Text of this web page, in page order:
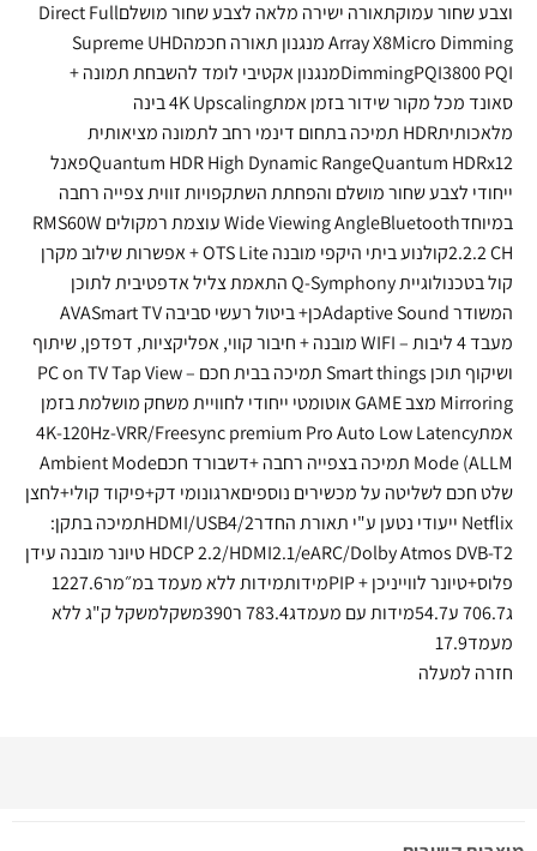
וצבע שחור עמוקתאורה ישירה מלאה לצבע שחור מושלםDirect Full
Array X8Micro Dimming מנגנון תאורה חכמהSupreme UHD
DimmingPQI3800 PQIמנגנון אקטיבי לומד להשבחת תמונה +
סאונד מכל מקור שידור בזמן אמת4K Upscaling בינה
מלאכותיתHDR תמיכה בתחום דינמי רחב לתמונה מציאותית
Quantum HDR High Dynamic RangeQuantum HDRx12פאנל
ייחודי לצבע שחור מושלם והפחתת השתקפויות זווית צפייה רחבה
במיוחדWide Viewing AngleBluetooth עוצמת רמקולים RMS60W
2.2.2 CHקולנוע ביתי היקפי מובנה OTS Lite + אפשרות שילוב מקרן
קול בטכנולוגיית Q-Symphony התאמת צליל אדפטיבית לתוכן
המשודר Adaptive Soundכן+ ביטול רעשי סביבה AVASmart TV
מעבד 4 ליבות – WIFI מובנה + חיבור קווי, אפליקציות, דפדפן, שיתוף
ושיקוף תוכן Smart things תמיכה בבית חכם PC on TV Tap View –
Mirroring מצב GAME אוטומטי ייחודי לחוויית משחק מושלמת בזמן
אמת4K-120Hz-VRR/Freesync premium Pro Auto Low Latency
Mode (ALLM תמיכה בצפייה רחבה +דשבורד חכםAmbient Mode
שלט חכם לשליטה על מכשירים נוספיםארגונומי דק+פיקוד קולי+לחצן
Netflix ייעודי נטען ע"י תאורת החדרHDMI/USB4/2תמיכה בתקן:
HDCP 2.2/HDMI2.1/eARC/Dolby Atmos DVB-T2 טיונר מובנה עידן
פלוס+טיונר לווייניכן + PIPמידותמידות ללא מעמד במ״מר1227.6
ג706.7 ע54.7מידות עם מעמדג783.4 ר390משקלמשקל ק"ג ללא
מעמד17.9
חזרה למעלה